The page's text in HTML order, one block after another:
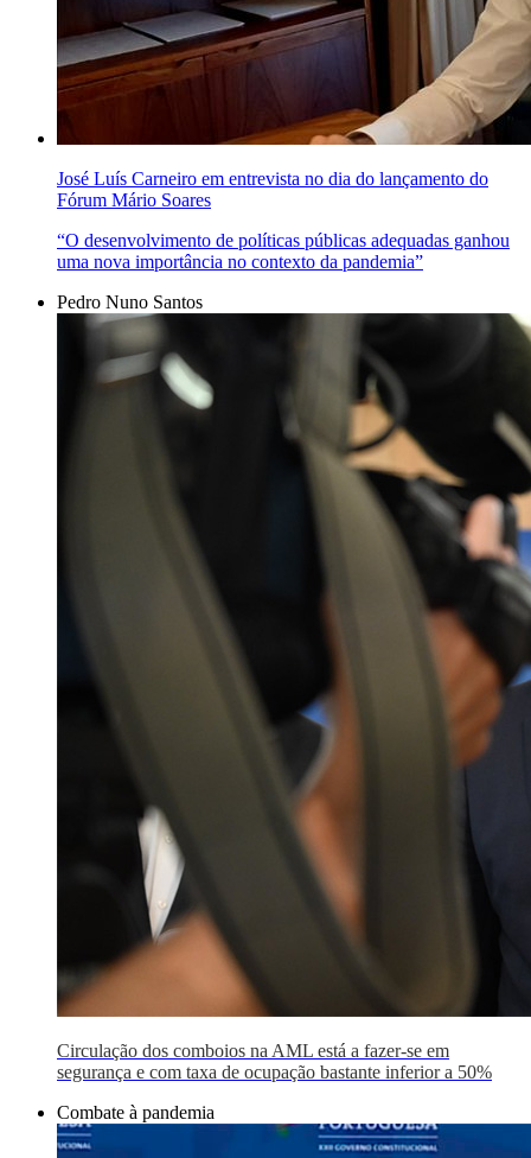
José Luís Carneiro em entrevista no dia do lançamento do
Fórum Mário Soares
“O desenvolvimento de políticas públicas adequadas ganhou
uma nova importância no contexto da pandemia”
Pedro Nuno Santos
Circulação dos comboios na AML está a fazer-se em
segurança e com taxa de ocupação bastante inferior a 50%
Combate à pandemia